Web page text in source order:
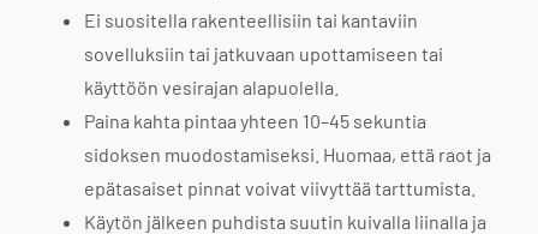
Ei suositella rakenteellisiin tai kantaviin
sovelluksiin tai jatkuvaan upottamiseen tai
käyttöön vesirajan alapuolella.
Paina kahta pintaa yhteen 10–45 sekuntia
sidoksen muodostamiseksi. Huomaa, että raot ja
epätasaiset pinnat voivat viivyttää tarttumista.
Käytön jälkeen puhdista suutin kuivalla liinalla ja